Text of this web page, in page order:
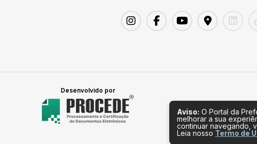
Desenvolvido por
Aviso: O Portal da
melhorar a sua
continuar navegando,
Leia nosso Termo de